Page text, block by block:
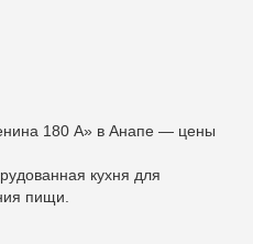
180 А» в Анапе — цены
кухня для
пищи.